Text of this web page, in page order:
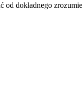
od dokładnego